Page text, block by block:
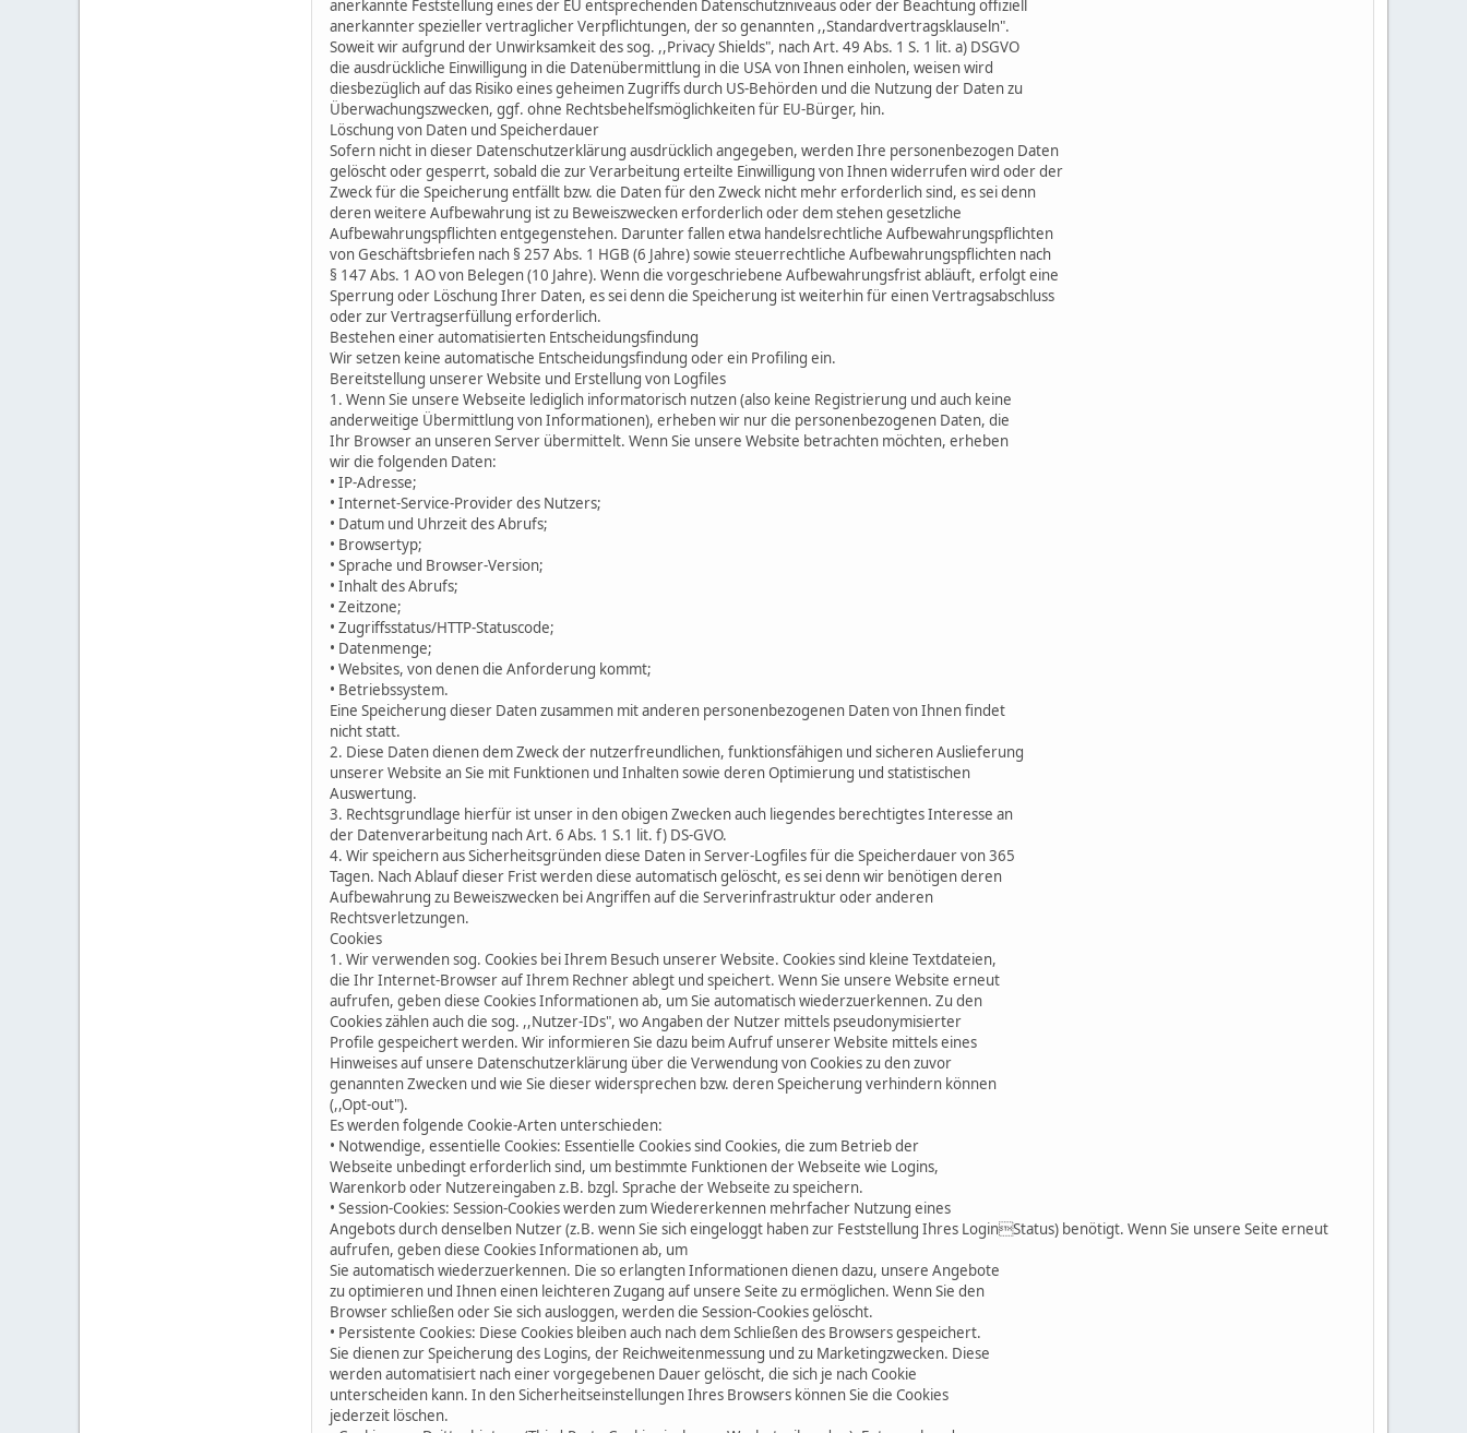
anerkannte Feststellung eines der EU entsprechenden Datenschutzniveaus oder der Beachtung offiziell
anerkannter spezieller vertraglicher Verpflichtungen, der so genannten ,,Standardvertragsklauseln".
Soweit wir aufgrund der Unwirksamkeit des sog. ,,Privacy Shields", nach Art. 49 Abs. 1 S. 1 lit. a) DSGVO
die ausdrückliche Einwilligung in die Datenübermittlung in die USA von Ihnen einholen, weisen wird
diesbezüglich auf das Risiko eines geheimen Zugriffs durch US-Behörden und die Nutzung der Daten zu
Überwachungszwecken, ggf. ohne Rechtsbehelfsmöglichkeiten für EU-Bürger, hin.
Löschung von Daten und Speicherdauer
Sofern nicht in dieser Datenschutzerklärung ausdrücklich angegeben, werden Ihre personenbezogen Daten
gelöscht oder gesperrt, sobald die zur Verarbeitung erteilte Einwilligung von Ihnen widerrufen wird oder der
Zweck für die Speicherung entfällt bzw. die Daten für den Zweck nicht mehr erforderlich sind, es sei denn
deren weitere Aufbewahrung ist zu Beweiszwecken erforderlich oder dem stehen gesetzliche
Aufbewahrungspflichten entgegenstehen. Darunter fallen etwa handelsrechtliche Aufbewahrungspflichten
von Geschäftsbriefen nach § 257 Abs. 1 HGB (6 Jahre) sowie steuerrechtliche Aufbewahrungspflichten nach
§ 147 Abs. 1 AO von Belegen (10 Jahre). Wenn die vorgeschriebene Aufbewahrungsfrist abläuft, erfolgt eine
Sperrung oder Löschung Ihrer Daten, es sei denn die Speicherung ist weiterhin für einen Vertragsabschluss
oder zur Vertragserfüllung erforderlich.
Bestehen einer automatisierten Entscheidungsfindung
Wir setzen keine automatische Entscheidungsfindung oder ein Profiling ein.
Bereitstellung unserer Website und Erstellung von Logfiles
1. Wenn Sie unsere Webseite lediglich informatorisch nutzen (also keine Registrierung und auch keine
anderweitige Übermittlung von Informationen), erheben wir nur die personenbezogenen Daten, die
Ihr Browser an unseren Server übermittelt. Wenn Sie unsere Website betrachten möchten, erheben
wir die folgenden Daten:
• IP-Adresse;
• Internet-Service-Provider des Nutzers;
• Datum und Uhrzeit des Abrufs;
• Browsertyp;
• Sprache und Browser-Version;
• Inhalt des Abrufs;
• Zeitzone;
• Zugriffsstatus/HTTP-Statuscode;
• Datenmenge;
• Websites, von denen die Anforderung kommt;
• Betriebssystem.
Eine Speicherung dieser Daten zusammen mit anderen personenbezogenen Daten von Ihnen findet
nicht statt.
2. Diese Daten dienen dem Zweck der nutzerfreundlichen, funktionsfähigen und sicheren Auslieferung
unserer Website an Sie mit Funktionen und Inhalten sowie deren Optimierung und statistischen
Auswertung.
3. Rechtsgrundlage hierfür ist unser in den obigen Zwecken auch liegendes berechtigtes Interesse an
der Datenverarbeitung nach Art. 6 Abs. 1 S.1 lit. f) DS-GVO.
4. Wir speichern aus Sicherheitsgründen diese Daten in Server-Logfiles für die Speicherdauer von 365
Tagen. Nach Ablauf dieser Frist werden diese automatisch gelöscht, es sei denn wir benötigen deren
Aufbewahrung zu Beweiszwecken bei Angriffen auf die Serverinfrastruktur oder anderen
Rechtsverletzungen.
Cookies
1. Wir verwenden sog. Cookies bei Ihrem Besuch unserer Website. Cookies sind kleine Textdateien,
die Ihr Internet-Browser auf Ihrem Rechner ablegt und speichert. Wenn Sie unsere Website erneut
aufrufen, geben diese Cookies Informationen ab, um Sie automatisch wiederzuerkennen. Zu den
Cookies zählen auch die sog. ,,Nutzer-IDs", wo Angaben der Nutzer mittels pseudonymisierter
Profile gespeichert werden. Wir informieren Sie dazu beim Aufruf unserer Website mittels eines
Hinweises auf unsere Datenschutzerklärung über die Verwendung von Cookies zu den zuvor
genannten Zwecken und wie Sie dieser widersprechen bzw. deren Speicherung verhindern können
(,,Opt-out").
Es werden folgende Cookie-Arten unterschieden:
• Notwendige, essentielle Cookies: Essentielle Cookies sind Cookies, die zum Betrieb der
Webseite unbedingt erforderlich sind, um bestimmte Funktionen der Webseite wie Logins,
Warenkorb oder Nutzereingaben z.B. bzgl. Sprache der Webseite zu speichern.
• Session-Cookies: Session-Cookies werden zum Wiedererkennen mehrfacher Nutzung eines
Angebots durch denselben Nutzer (z.B. wenn Sie sich eingeloggt haben zur Feststellung Ihres LoginStatus) benötigt. Wenn Sie unsere Seite erneut
aufrufen, geben diese Cookies Informationen ab, um
Sie automatisch wiederzuerkennen. Die so erlangten Informationen dienen dazu, unsere Angebote
zu optimieren und Ihnen einen leichteren Zugang auf unsere Seite zu ermöglichen. Wenn Sie den
Browser schließen oder Sie sich ausloggen, werden die Session-Cookies gelöscht.
• Persistente Cookies: Diese Cookies bleiben auch nach dem Schließen des Browsers gespeichert.
Sie dienen zur Speicherung des Logins, der Reichweitenmessung und zu Marketingzwecken. Diese
werden automatisiert nach einer vorgegebenen Dauer gelöscht, die sich je nach Cookie
unterscheiden kann. In den Sicherheitseinstellungen Ihres Browsers können Sie die Cookies
jederzeit löschen.